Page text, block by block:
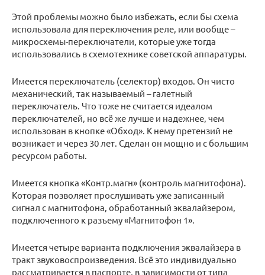
Этой проблемы можно было избежать, если бы схема
использовала для переключения реле, или вообще –
микросхемы-переключатели, которые уже тогда
использовались в схемотехнике советской аппаратуры.
Имеется переключатель (селектор) входов. Он чисто
механический, так называемый – галетный
переключатель. Что тоже не считается идеалом
переключателей, но всё же лучше и надежнее, чем
использован в кнопке «Обход». К нему претензий не
возникает и через 30 лет. Сделан он мощно и с большим
ресурсом работы.
Имеется кнопка «Контр.магн» (контроль магнитофона).
Которая позволяет прослушивать уже записанный
сигнал с магнитофона, обработанный эквалайзером,
подключенного к разъему «Магнитофон 1».
Имеется четыре варианта подключения эквалайзера в
тракт звуковоспроизведения. Всё это индивидуально
рассматривается в паспорте, в зависимости от типа